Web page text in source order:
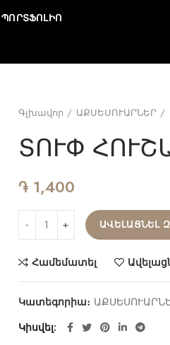
ՊՈՐՏՖՈԼԻՈ
Գլխավոր ԱՔՍԵՍՈՒԱՐՆԵՐ
ՏՈՒՓ
֏ 1,400
ԱՎԵԼԱՑՆԵԼ
Համեմատել
Կատեգորիա։
Կիսվել